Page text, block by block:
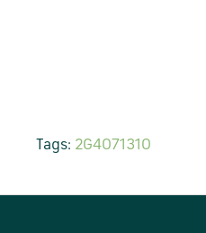
Tags: 2G4071310